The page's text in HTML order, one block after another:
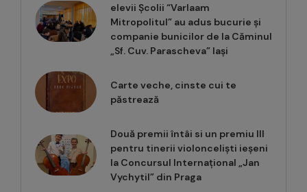
elevii Școlii “Varlaam
Mitropolitul” au adus bucurie și
companie bunicilor de la Căminul
„Sf. Cuv. Parascheva” Iași
Carte veche, cinste cui te
păstrează
Două premii întâi si un premiu III
pentru tinerii violonceliști ieșeni
la Concursul Internațional „Jan
Vychytil” din Praga